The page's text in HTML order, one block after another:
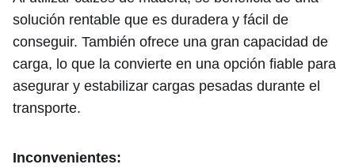
solución rentable que es duradera y fácil de
conseguir. También ofrece una gran capacidad de
carga, lo que la convierte en una opción fiable para
asegurar y estabilizar cargas pesadas durante el
transporte.
Inconvenientes: